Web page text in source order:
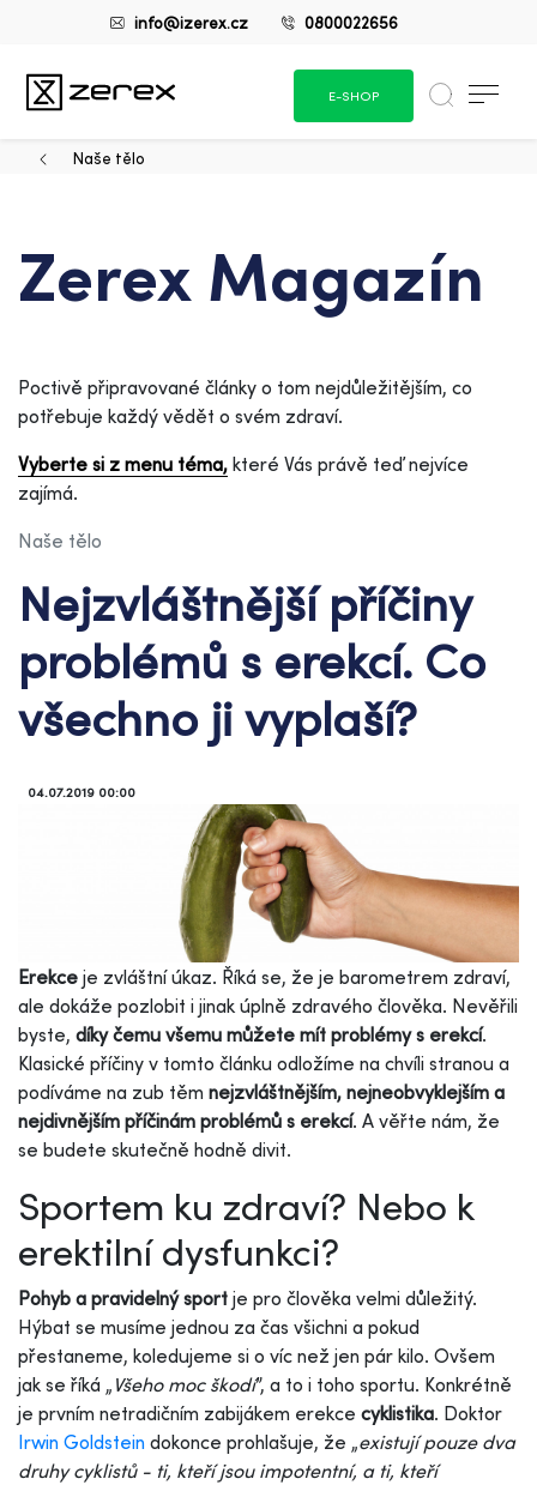
info@izerex.cz 0800022656
E-SHOP
Naše tělo
Zerex Magazín
Poctivě připravované články o tom nejdůležitějším, co
potřebuje každý vědět o svém zdraví.
Vyberte si z menu téma, které Vás právě teď nejvíce
zajímá.
Naše tělo
Nejzvláštnější příčiny
problémů s erekcí. Co
všechno ji vyplaší?
04.07.2019 00:00
Erekce je zvláštní úkaz. Říká se, že je barometrem zdraví,
ale dokáže pozlobit i jinak úplně zdravého člověka. Nevěřili
byste, díky čemu všemu můžete mít problémy s erekcí.
Klasické příčiny v tomto článku odložíme na chvíli stranou a
podíváme na zub těm nejzvláštnějším, nejneobvyklejším a
nejdivnějším příčinám problémů s erekcí. A věřte nám, že
se budete skutečně hodně divit.
Sportem ku zdraví? Nebo k
erektilní dysfunkci?
Pohyb a pravidelný sport je pro člověka velmi důležitý.
Hýbat se musíme jednou za čas všichni a pokud
přestaneme, koledujeme si o víc než jen pár kilo. Ovšem
jak se říká „ Všeho moc škodí”, a to i toho sportu. Konkrétně
je prvním netradičním zabijákem erekce cyklistika. Doktor
Irwin Goldstein dokonce prohlašuje, že „existují pouze dva
druhy cyklistů - ti, kteří jsou impotentní, a ti, kteří